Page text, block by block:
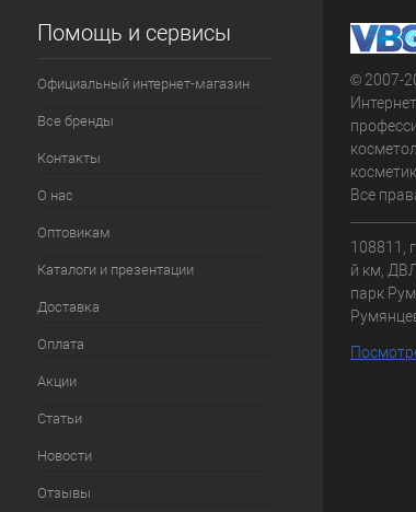
Помощь и сервисы
Официальный интернет-магазин
Все бренды
Контакты
О нас
Оптовикам
Каталоги и презентации
Доставка
Оплата
Акции
Статьи
Новости
Отзывы
© 2007-
Все
108811,
й км,
парк